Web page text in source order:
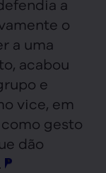
o
a uma
acabou
e
vice, em
gesto
dão